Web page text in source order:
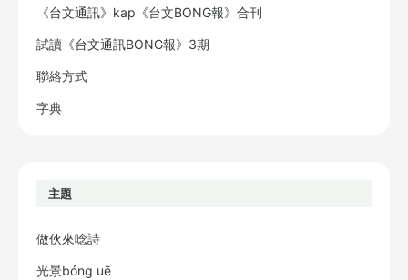
《台文通訊》kap《台文BONG報》合刊
試讀《台文通訊BONG報》3期
聯絡方式
字典
主題
做伙來唸詩
光景bóng uē